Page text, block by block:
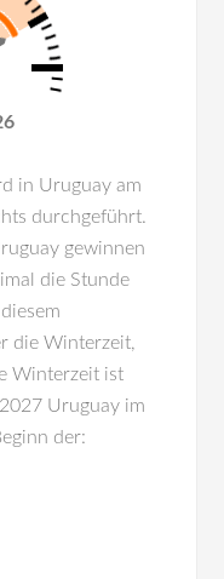
in Uruguay am
durchgeführt.
gewinnen
die Stunde
die Winterzeit,
Winterzeit ist
Uruguay im
der: